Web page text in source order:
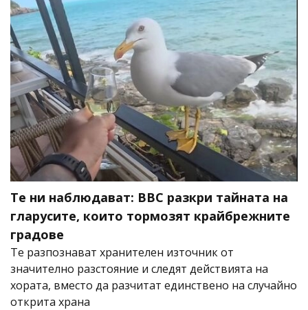
Те ни наблюдават: BBC разкри тайната на
гларусите, които тормозят крайбрежните
градове
Те разпознават хранителен източник от
значително разстояние и следят действията на
хората, вместо да разчитат единствено на случайно
открита храна